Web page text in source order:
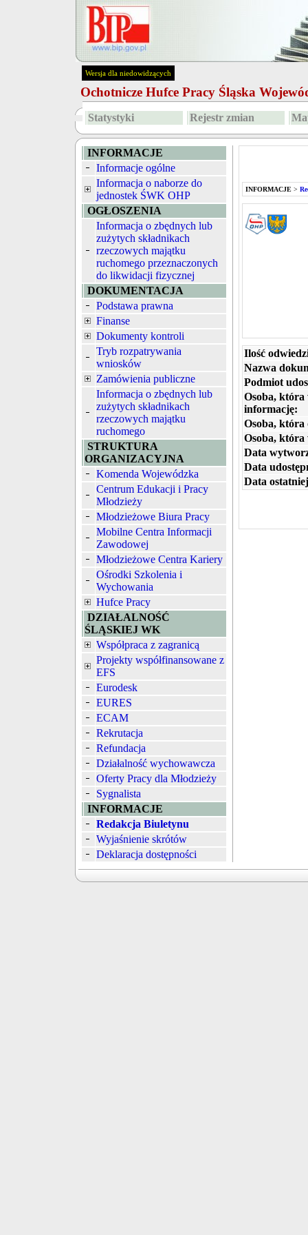
Wersja dla niedowidzących
Ochotnicze Hufce Pracy Śląska
Statystyki Rejestr zmian
INFORMACJE
Informacje ogólne
Informacja o naborze do
jednostek ŚWK OHP
OGŁOSZENIA
Informacja o zbędnych lub
zużytych składnikach
rzeczowych majątku
ruchomego przeznaczonych
do likwidacji fizycznej
DOKUMENTACJA
Podstawa prawna
Finanse
Dokumenty kontroli
Tryb rozpatrywania
wniosków
Zamówienia publiczne
Informacja o zbędnych lub
zużytych składnikach
rzeczowych majątku
ruchomego
STRUKTURA
ORGANIZACYJNA
Komenda Wojewódzka
Centrum Edukacji i Pracy
Młodzieży
Młodzieżowe Biura Pracy
Mobilne Centra Informacji
Zawodowej
Młodzieżowe Centra Kariery
Ośrodki Szkolenia i
Wychowania
Hufce Pracy
DZIAŁALNOŚĆ
ŚLĄSKIEJ WK
Współpraca z zagranicą
Projekty współfinansowane z
EFS
Eurodesk
EURES
ECAM
Rekrutacja
Refundacja
Działalność wychowawcza
Oferty Pracy dla Młodzieży
Sygnalista
INFORMACJE
Redakcja Biuletynu
Wyjaśnienie skrótów
Deklaracja dostępności
INFORMACJE >
Ilość
Nazwa
Podmiot
Osoba, która
informację:
Osoba, która
Osoba, która
Data
Data
Data